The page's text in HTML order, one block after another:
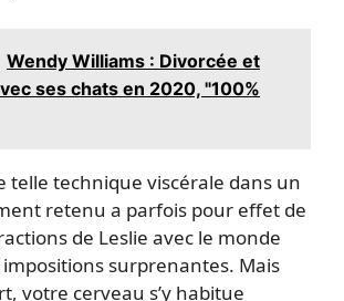
Wendy Williams : Divorcée et
ses chats en 2020, "100%
telle technique viscérale dans un
retenu a parfois pour effet de
de Leslie avec le monde
surprenantes. Mais
votre cerveau s’y habitue